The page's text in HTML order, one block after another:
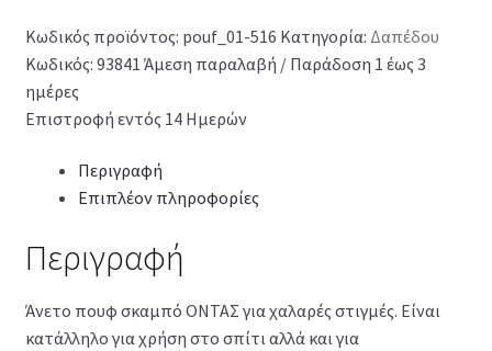
Κωδικός προϊόντος: pouf_01-516 Κατηγορία: Δαπέδου
Κωδικός: 93841 Άμεση παραλαβή / Παράδοση 1 έως 3
ημέρες
Επιστροφή εντός 14 Ημερών
Περιγραφή
Επιπλέον πληροφορίες
Περιγραφή
Άνετο πουφ σκαμπό ΟΝΤΑΣ για χαλαρές στιγμές. Είναι
κατάλληλο για χρήση στο σπίτι αλλά και για